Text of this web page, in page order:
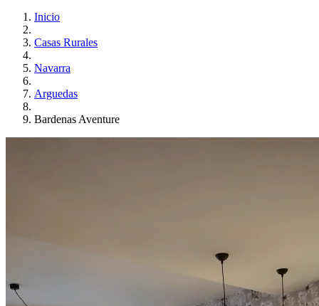
Inicio
Casas Rurales
Navarra
Arguedas
Bardenas Aventure